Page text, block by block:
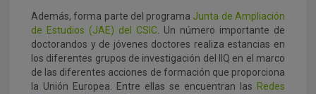
Además, forma parte del programa Junta de Ampliación
de Estudios (JAE) del CSIC. Un número importante de
doctorandos y de jóvenes doctores realiza estancias en
los diferentes grupos de investigación del IIQ en el marco
de las diferentes acciones de formación que proporciona
la Unión Europea. Entre ellas se encuentran las Redes